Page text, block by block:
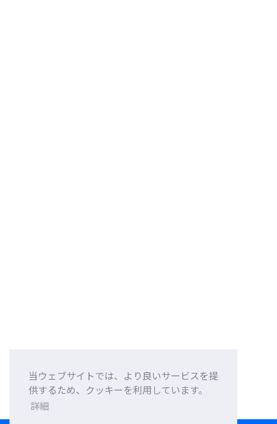
当ウェブサイトでは、より良いサービスを提
供するため、クッキーを利用しています。
詳細